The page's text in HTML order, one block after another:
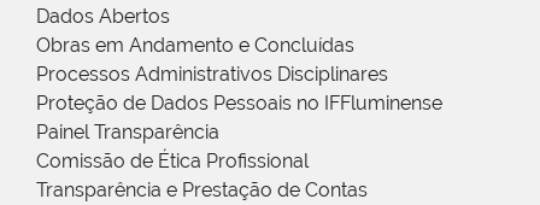
Dados Abertos
Obras em Andamento e Concluídas
Processos Administrativos Disciplinares
Proteção de Dados Pessoais no IFFluminense
Painel Transparência
Comissão de Ética Profissional
Transparência e Prestação de Contas